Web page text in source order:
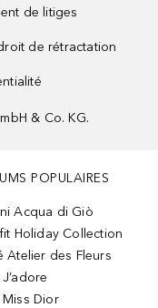
de litiges
de rétractation
& Co. KG.
POPULAIRES
Acqua di Giò
Holiday Collection
Atelier des Fleurs
Miss Dior